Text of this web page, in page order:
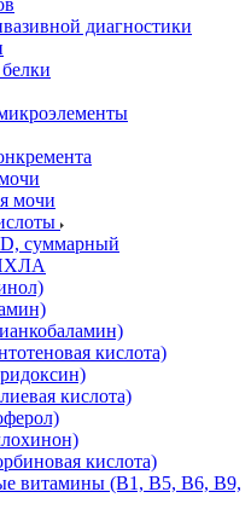
диагностики
мочи
суммарный
кислота)
кислота)
кислота)
витамины (B1, B5, B6, В9,